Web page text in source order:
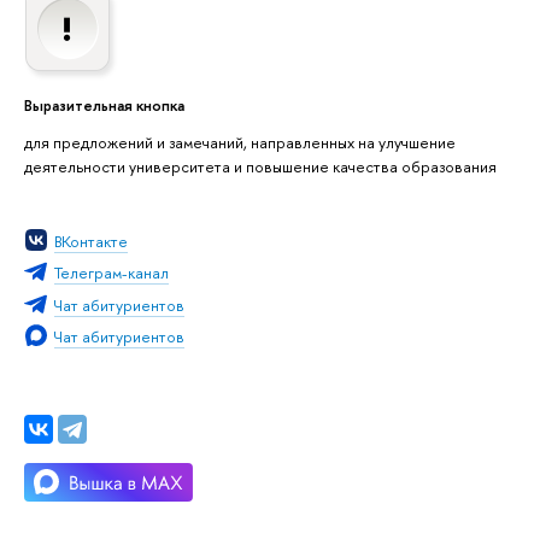
Выразительная кнопка
для предложений и замечаний, направленных на улучшение
деятельности университета и повышение качества образования
ВКонтакте
Телеграм-канал
Чат абитуриентов
Чат абитуриентов